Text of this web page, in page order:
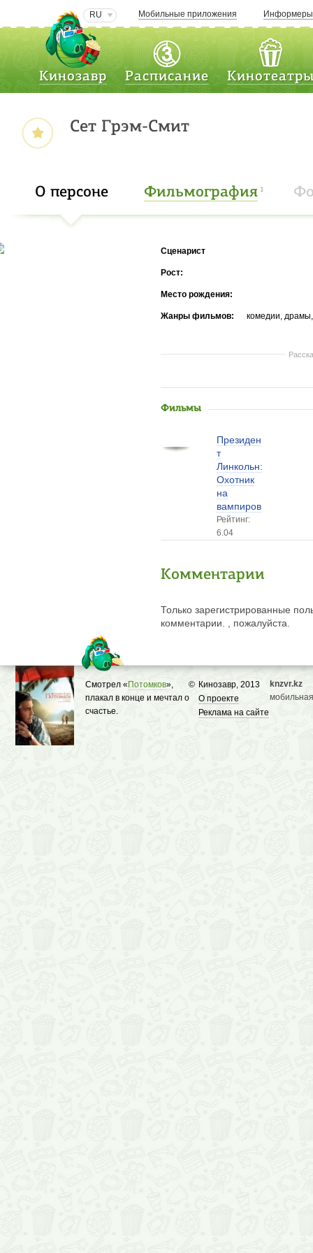
RU Мобильные приложения Информеры
Кинозавр Расписание
Сет Грэм-Смит
О персоне Фильмография 1
Сценарист
Рост:
Место рождения:
Жанры фильмов: комедии,
Фильмы
Президен
т
Линкольн:
Охотник
на
вампиров
Рейтинг:
6.04
Комментарии
Только зарегистрированные
комментарии. , пожалуйста.
© Кинозавр, 2013
О проекте
Реклама на сайте
Смотрел « Потомков»,
плакал в конце и мечтал о
счастье.
knzvr.kz